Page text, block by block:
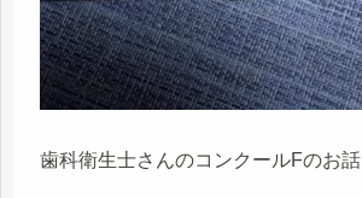
歯科衛生士さんのコンクールFのお話